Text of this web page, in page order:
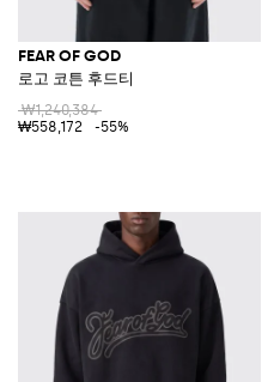
FEAR OF GOD
로고 코튼 후드티
₩1,240,384
₩558,172
-55%